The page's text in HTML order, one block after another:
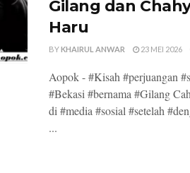
Gilang dan
Haru
BYKHAIRUL ANWAR 23 MEI 2026
Aopok - #Kisah #perjuangan
#Bekasi #bernama #Gilang
di #media #sosial #setelah
...